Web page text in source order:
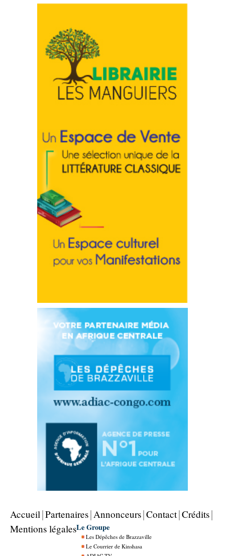
Accueil Partenaires Annonceurs Contact Crédits
Mentions légalesLe Groupe
Les Dépêches de Brazzaville
Le Courrier de Kinshasa